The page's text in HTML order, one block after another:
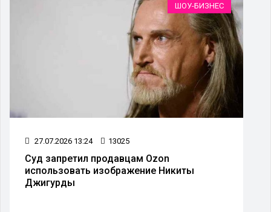
ШОУ-БИЗНЕС
27.07.2026 13:24 13025
Суд запретил продавцам Ozon
использовать изображение Никиты
Джигурды